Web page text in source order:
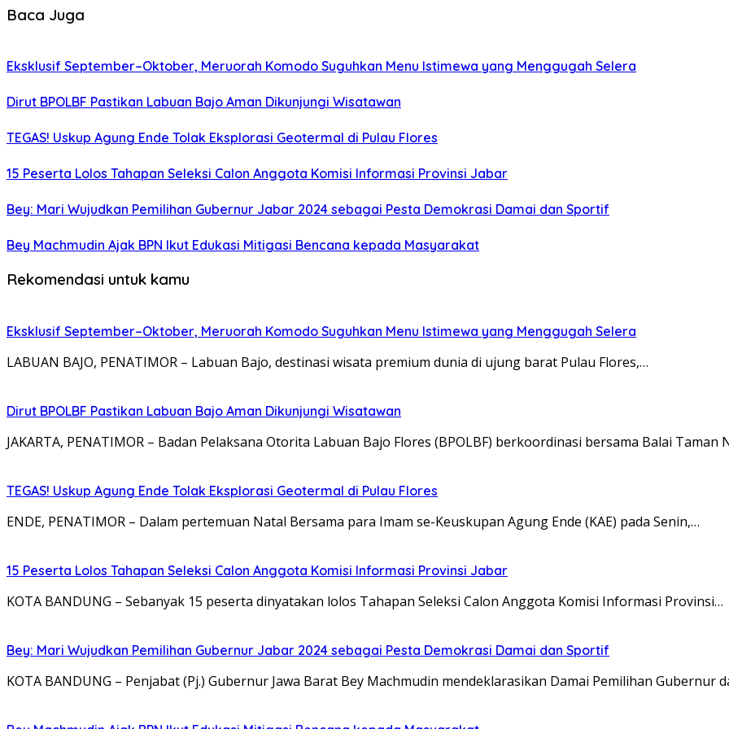
Baca Juga
Eksklusif September–Oktober, Meruorah Komodo Suguhkan Menu Istimewa yang Menggugah Selera
Dirut BPOLBF Pastikan Labuan Bajo Aman Dikunjungi Wisatawan
TEGAS! Uskup Agung Ende Tolak Eksplorasi Geotermal di Pulau Flores
15 Peserta Lolos Tahapan Seleksi Calon Anggota Komisi Informasi Provinsi Jabar
Bey: Mari Wujudkan Pemilihan Gubernur Jabar 2024 sebagai Pesta Demokrasi Damai dan Sportif
Bey Machmudin Ajak BPN Ikut Edukasi Mitigasi Bencana kepada Masyarakat
Rekomendasi untuk kamu
Eksklusif September–Oktober, Meruorah Komodo Suguhkan Menu Istimewa yang Menggugah Selera
LABUAN BAJO, PENATIMOR – Labuan Bajo, destinasi wisata premium dunia di ujung barat Pulau Flores,…
Dirut BPOLBF Pastikan Labuan Bajo Aman Dikunjungi Wisatawan
JAKARTA, PENATIMOR – Badan Pelaksana Otorita Labuan Bajo Flores (BPOLBF) berkoordinasi bersama Balai Taman
TEGAS! Uskup Agung Ende Tolak Eksplorasi Geotermal di Pulau Flores
ENDE, PENATIMOR – Dalam pertemuan Natal Bersama para Imam se-Keuskupan Agung Ende (KAE) pada Senin,…
15 Peserta Lolos Tahapan Seleksi Calon Anggota Komisi Informasi Provinsi Jabar
KOTA BANDUNG – Sebanyak 15 peserta dinyatakan lolos Tahapan Seleksi Calon Anggota Komisi Informasi Provinsi…
Bey: Mari Wujudkan Pemilihan Gubernur Jabar 2024 sebagai Pesta Demokrasi Damai dan Sportif
KOTA BANDUNG – Penjabat (Pj.) Gubernur Jawa Barat Bey Machmudin mendeklarasikan Damai Pemilihan Gubernur